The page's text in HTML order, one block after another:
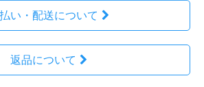
い・配送について
返品について